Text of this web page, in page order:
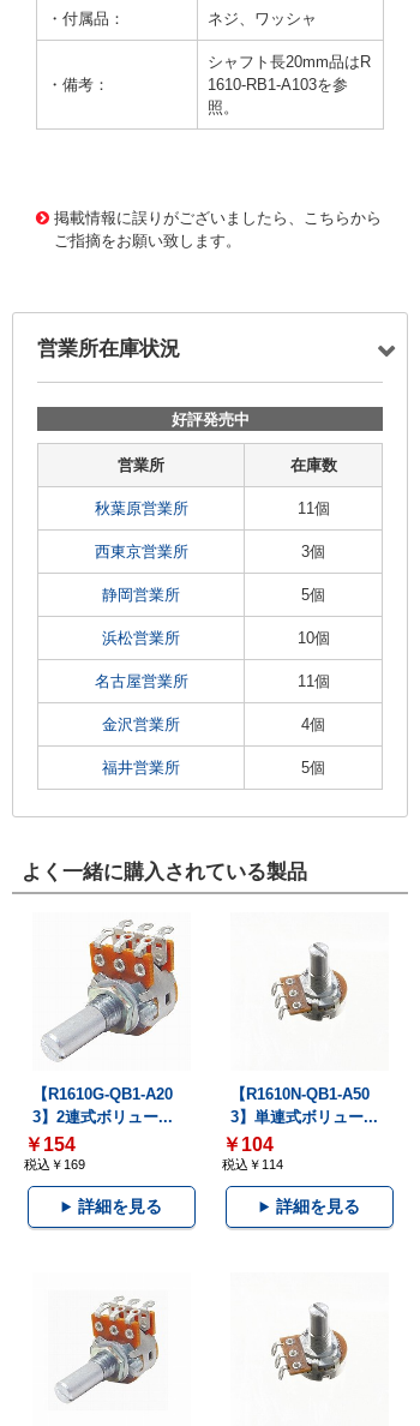
・付属品： ネジ、ワッシャ
・備考：
シャフト長20mm品はR
1610-RB1-A103を参
照。
掲載情報に誤りがございましたら、こちらから
ご指摘をお願い致します。
営業所在庫状況
好評発売中
営業所 在庫数
秋葉原営業所 11個
西東京営業所 3個
静岡営業所 5個
浜松営業所 10個
名古屋営業所 11個
金沢営業所 4個
福井営業所 5個
よく一緒に購入されている製品
【R1610G-QB1-A20
3】2連式ボリュー...
￥154
税込￥169
詳細を見る
【R1610N-QB1-A50
3】単連式ボリュー...
￥104
税込￥114
詳細を見る